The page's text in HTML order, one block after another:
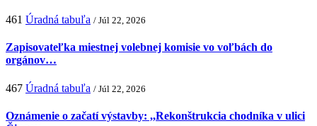
461 Úradná tabuľa / Júl 22, 2026
Zapisovateľka miestnej volebnej komisie vo voľbách do
orgánov…
467 Úradná tabuľa / Júl 22, 2026
Oznámenie o začatí výstavby: ,,Rekonštrukcia chodníka v ulici